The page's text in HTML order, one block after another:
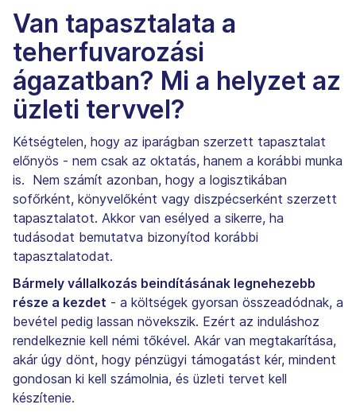
Van tapasztalata a
teherfuvarozási
ágazatban? Mi a helyzet az
üzleti tervvel?
Kétségtelen, hogy az iparágban szerzett tapasztalat
előnyös - nem csak az oktatás, hanem a korábbi munka
is. Nem számít azonban, hogy a logisztikában
sofőrként, könyvelőként vagy diszpécserként szerzett
tapasztalatot. Akkor van esélyed a sikerre, ha
tudásodat bemutatva bizonyítod korábbi
tapasztalatodat.
Bármely vállalkozás beindításának legnehezebb
része a kezdet - a költségek gyorsan összeadódnak, a
bevétel pedig lassan növekszik. Ezért az induláshoz
rendelkeznie kell némi tőkével. Akár van megtakarítása,
akár úgy dönt, hogy pénzügyi támogatást kér, mindent
gondosan ki kell számolnia, és üzleti tervet kell
készítenie.